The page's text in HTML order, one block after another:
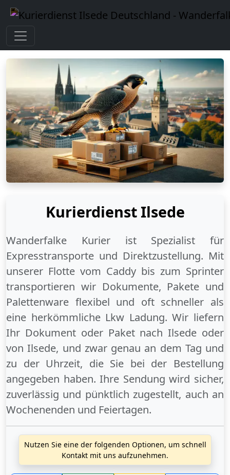
Kurierdienst Ilsede
Wanderfalke Kurier ist Spezialist für
Expresstransporte und Direktzustellung. Mit
unserer Flotte vom Caddy bis zum Sprinter
transportieren wir Dokumente, Pakete und
Palettenware flexibel und oft schneller als
eine herkömmliche Lkw Ladung. Wir liefern
Ihr Dokument oder Paket nach Ilsede oder
von Ilsede, und zwar genau an dem Tag und
zu der Uhrzeit, die Sie bei der Bestellung
angegeben haben. Ihre Sendung wird sicher,
zuverlässig und pünktlich zugestellt, auch an
Wochenenden und Feiertagen.
Nutzen Sie eine der folgenden Optionen, um schnell
Kontakt mit uns aufzunehmen.